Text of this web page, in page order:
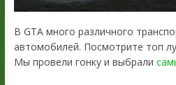
В GTA много различного
автомобилей. Посмотрите топ
Мы провели гонку и выбрали